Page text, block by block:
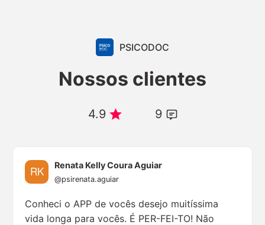
PSICODOC
Nossos clientes
4.9 9
Renata Kelly Coura Aguiar
@psirenata.aguiar
Conheci o APP de vocês desejo muitíssima
vida longa para vocês. É PER-FEI-TO! Não